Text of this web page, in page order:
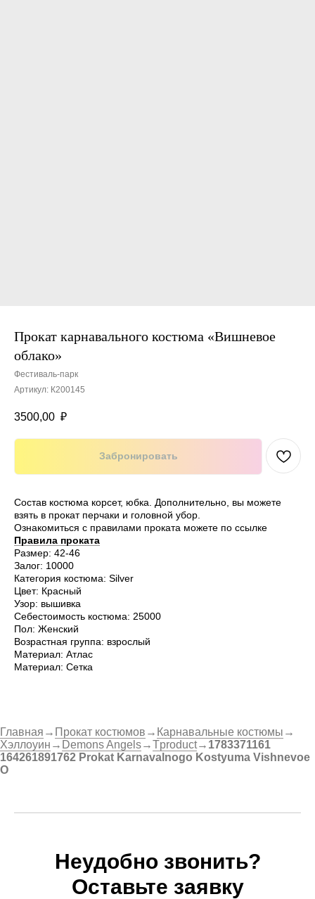
Прокат карнавального костюма «Вишневое
облако»
Фестиваль-парк
Артикул: К200145
3500,00 ₽
Забронировать
Состав костюма корсет, юбка. Дополнительно, вы можете
взять в прокат перчаки и головной убор.
Ознакомиться с правилами проката можете по ссылке
Правила проката
Размер: 42-46
Залог: 10000
Категория костюма: Silver
Цвет: Красный
Узор: вышивка
Себестоимость костюма: 25000
Пол: Женский
Возрастная группа: взрослый
Материал: Атлас
Материал: Сетка
Главная → Прокат костюмов → Карнавальные костюмы →
Хэллоуин → Demons Angels→Tproduct→ 1783371161
164261891762 Prokat Karnavalnogo Kostyuma Vishnevoe
O
Неудобно звонить?
Оставьте заявку